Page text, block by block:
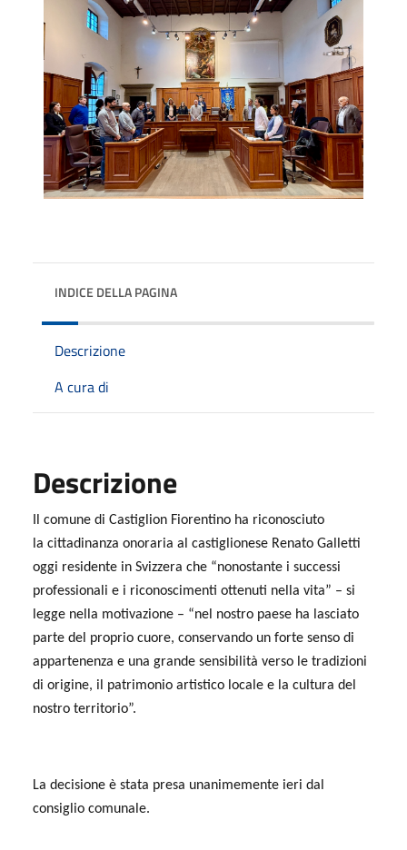
INDICE DELLA PAGINA
Descrizione
A cura di
Descrizione
Il comune di Castiglion Fiorentino ha riconosciuto
la cittadinanza onoraria al castiglionese Renato Galletti
oggi residente in Svizzera che “nonostante i successi
professionali e i riconoscimenti ottenuti nella vita” – si
legge nella motivazione – “nel nostro paese ha lasciato
parte del proprio cuore, conservando un forte senso di
appartenenza e una grande sensibilità verso le tradizioni
di origine, il patrimonio artistico locale e la cultura del
nostro territorio”.
La decisione è stata presa unanimemente ieri dal
consiglio comunale.